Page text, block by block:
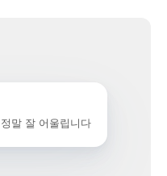
말 잘 어울립니다